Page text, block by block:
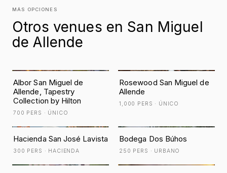
MÁS OPCIONES
Otros venues en San Miguel
de Allende
Albor San Miguel de
Allende, Tapestry
Collection by Hilton
700 PERS · ÚNICO
Rosewood San Miguel de
Allende
1,000 PERS · ÚNICO
Hacienda San José Lavista
300 PERS · HACIENDA
Bodega Dos Búhos
250 PERS · URBANO